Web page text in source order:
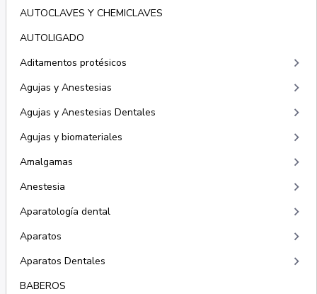
AUTOCLAVES Y CHEMICLAVES
AUTOLIGADO
Aditamentos protésicos
keyboard_arrow_right
Agujas y Anestesias keyboard_arrow_right
Agujas y Anestesias Dentales keyboard_arrow_right
Agujas y biomateriales keyboard_arrow_right
Amalgamas keyboard_arrow_right
Anestesia keyboard_arrow_right
Aparatología dental keyboard_arrow_right
Aparatos keyboard_arrow_right
Aparatos Dentales keyboard_arrow_right
BABEROS